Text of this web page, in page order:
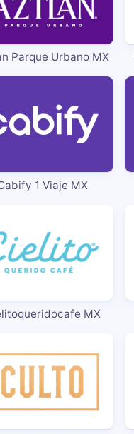
Parque Urbano MX
1 Viaje MX
MX